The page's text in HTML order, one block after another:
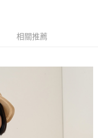
帳。
將跳轉至「AFTEE先享後付」
完成結帳。
。
訊中的連結，可透過四大超商／
費
費
相關推薦